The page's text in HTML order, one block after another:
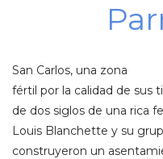
San Carlos, una zona
fértil por la calidad de sus
de dos siglos de una rica
Louis Blanchette y su
construyeron un